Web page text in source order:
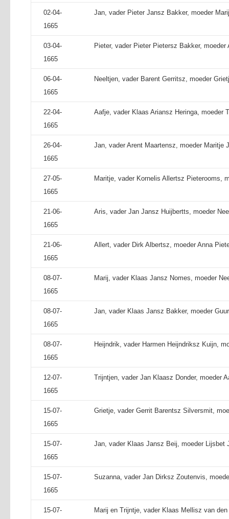
02-04-
1665
Jan, vader Pieter Jansz Bakker, moeder
03-04-
1665
Pieter, vader Pieter Pietersz Bakker, moeder
06-04-
1665
Neeltjen, vader Barent Gerritsz, moeder
22-04-
1665
Aafje, vader Klaas Ariansz Heringa, moeder
26-04-
1665
Jan, vader Arent Maartensz, moeder Maritje
27-05-
1665
Maritje, vader Kornelis Allertsz Pieterooms,
21-06-
1665
Aris, vader Jan Jansz Huijbertts, moeder
21-06-
1665
Allert, vader Dirk Albertsz, moeder Anna
08-07-
1665
Marij, vader Klaas Jansz Nomes, moeder
08-07-
1665
Jan, vader Klaas Jansz Bakker, moeder
08-07-
1665
Heijndrik, vader Harmen Heijndriksz Kuijn,
12-07-
1665
Trijntjen, vader Jan Klaasz Donder, moeder
15-07-
1665
Grietje, vader Gerrit Barentsz Silversmit,
15-07-
1665
Jan, vader Klaas Jansz Beij, moeder Lijsbet
15-07-
1665
Suzanna, vader Jan Dirksz Zoutenvis,
15-07-
Marij en Trijntje, vader Klaas Mellisz van